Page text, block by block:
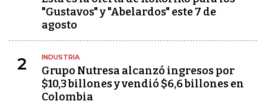
"Gustavos" y "Abelardos" este 7 de
agosto
2 INDUSTRIA
Grupo Nutresa alcanzó ingresos por
$10,3 billones y vendió $6,6 billones en
Colombia